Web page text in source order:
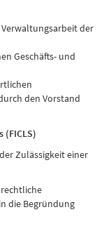
der
Geschäfts- und
den Vorstand
(FICLS)
Zulässigkeit einer
die Begründung